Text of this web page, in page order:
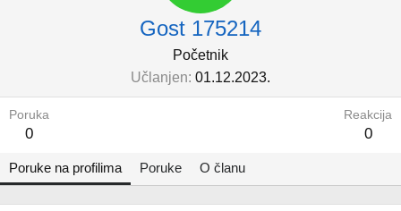
Gost 175214
Početnik
Učlanjen 01.12.2023.
Poruka
0
Reakcija
0
Poruke na profilima Poruke O članu